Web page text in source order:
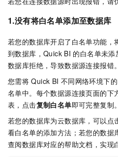
1.没有将白名单添加至数据库
若您的数据库开启了白名单功能，
到数据库，Quick BI 的白名单未
数据库拒绝，导致数据源连接报错。
您需将 Quick BI 不同网络环境下的
名单中。每个数据源连接页面的下
表，点击复制白名单即可完整复制。
若您的数据库为云数据库，可以点
看白名单的添加方法；若您的数据
查阅数据库对应的帮助文档，实现